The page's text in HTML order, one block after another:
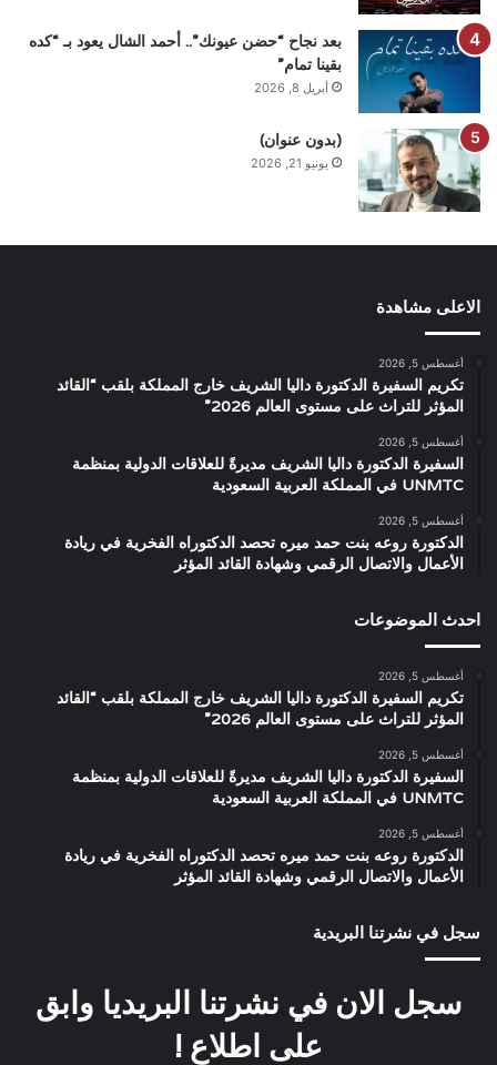
بعد نجاح “حضن عيونك”.. أحمد الشال يعود بـ “كده
بقينا تمام”
أبريل 8, 2026
(بدون عنوان)
يونيو 21, 2026
الاعلى مشاهدة
أغسطس 5, 2026
تكريم السفيرة الدكتورة داليا الشريف خارج المملكة بلقب “القائد
المؤثر للتراث على مستوى العالم 2026”
أغسطس 5, 2026
السفيرة الدكتورة داليا الشريف مديرةً للعلاقات الدولية بمنظمة
UNMTC في المملكة العربية السعودية
أغسطس 5, 2026
الدكتورة روعه بنت حمد ميره تحصد الدكتوراه الفخرية في ريادة
الأعمال والاتصال الرقمي وشهادة القائد المؤثر
احدث الموضوعات
أغسطس 5, 2026
تكريم السفيرة الدكتورة داليا الشريف خارج المملكة بلقب “القائد
المؤثر للتراث على مستوى العالم 2026”
أغسطس 5, 2026
السفيرة الدكتورة داليا الشريف مديرةً للعلاقات الدولية بمنظمة
UNMTC في المملكة العربية السعودية
أغسطس 5, 2026
الدكتورة روعه بنت حمد ميره تحصد الدكتوراه الفخرية في ريادة
الأعمال والاتصال الرقمي وشهادة القائد المؤثر
سجل في نشرتنا البريدية
سجل الان في نشرتنا البريديا وابق
على اطلاع !